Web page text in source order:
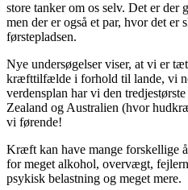
store tanker om os selv. Det er der
men der er også et par, hvor det er
førstepladsen.
Nye undersøgelser viser, at vi er
kræfttilfælde i forhold til lande, vi
verdensplan har vi den
Zealand og Australien (hvor
vi førende!
Kræft kan have mange forskellige
for meget alkohol, overvægt,
psykisk belastning og meget mere.